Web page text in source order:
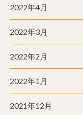
2022年4月
2022年3月
2022年2月
2022年1月
2021年12月